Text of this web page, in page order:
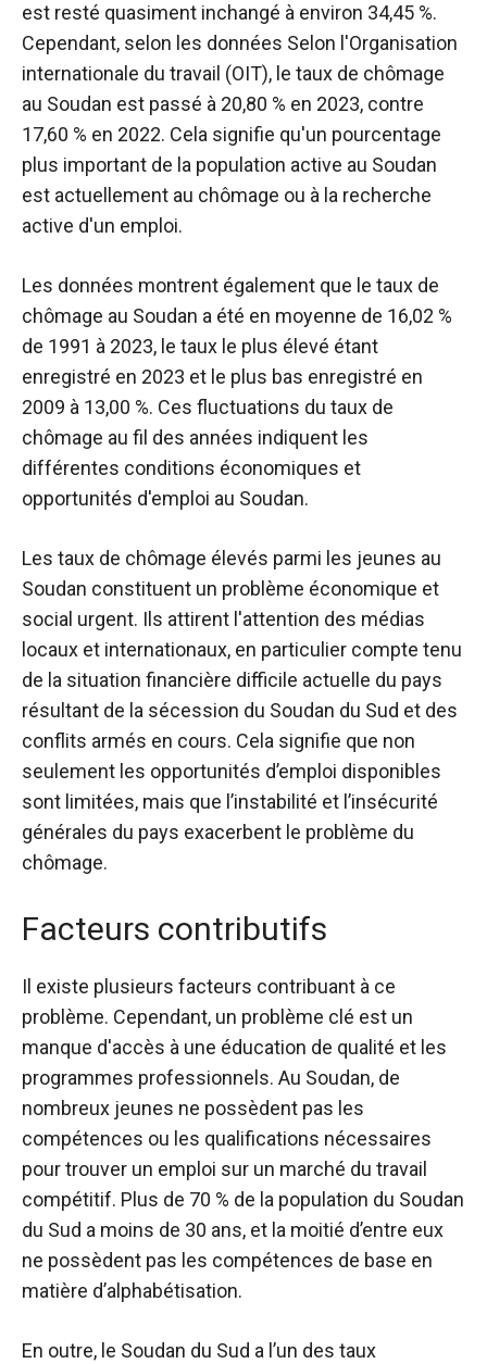
est resté quasiment inchangé à environ 34,45 %.
Cependant, selon les données Selon l'Organisation
internationale du travail (OIT), le taux de chômage
au Soudan est passé à 20,80 % en 2023, contre
17,60 % en 2022. Cela signifie qu'un pourcentage
plus important de la population active au Soudan
est actuellement au chômage ou à la recherche
active d'un emploi.
Les données montrent également que le taux de
chômage au Soudan a été en moyenne de 16,02 %
de 1991 à 2023, le taux le plus élevé étant
enregistré en 2023 et le plus bas enregistré en
2009 à 13,00 %. Ces fluctuations du taux de
chômage au fil des années indiquent les
différentes conditions économiques et
opportunités d'emploi au Soudan.
Les taux de chômage élevés parmi les jeunes au
Soudan constituent un problème économique et
social urgent. Ils attirent l'attention des médias
locaux et internationaux, en particulier compte tenu
de la situation financière difficile actuelle du pays
résultant de la sécession du Soudan du Sud et des
conflits armés en cours. Cela signifie que non
seulement les opportunités d’emploi disponibles
sont limitées, mais que l’instabilité et l’insécurité
générales du pays exacerbent le problème du
chômage.
Facteurs contributifs
Il existe plusieurs facteurs contribuant à ce
problème. Cependant, un problème clé est un
manque d'accès à une éducation de qualité et les
programmes professionnels. Au Soudan, de
nombreux jeunes ne possèdent pas les
compétences ou les qualifications nécessaires
pour trouver un emploi sur un marché du travail
compétitif. Plus de 70 % de la population du Soudan
du Sud a moins de 30 ans, et la moitié d’entre eux
ne possèdent pas les compétences de base en
matière d’alphabétisation.
En outre, le Soudan du Sud a l’un des taux